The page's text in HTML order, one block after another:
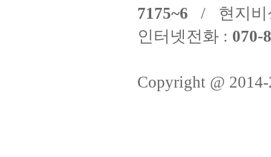
7175~6 / 현지비
인터넷전화 : 070-
Copyright @